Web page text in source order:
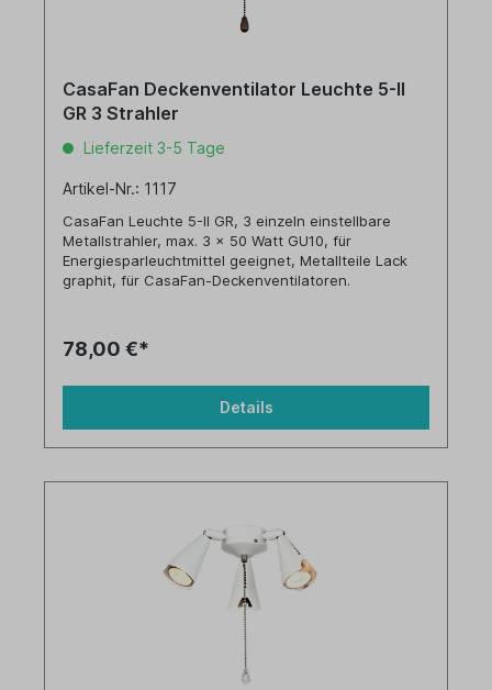
CasaFan Deckenventilator Leuchte 5-II
GR 3 Strahler
Lieferzeit 3-5 Tage
Artikel-Nr.: 1117
CasaFan Leuchte 5-II GR, 3 einzeln einstellbare
Metallstrahler, max. 3 x 50 Watt GU10, für
Energiesparleuchtmittel geeignet, Metallteile Lack
graphit, für CasaFan-Deckenventilatoren.
78,00 €*
Details